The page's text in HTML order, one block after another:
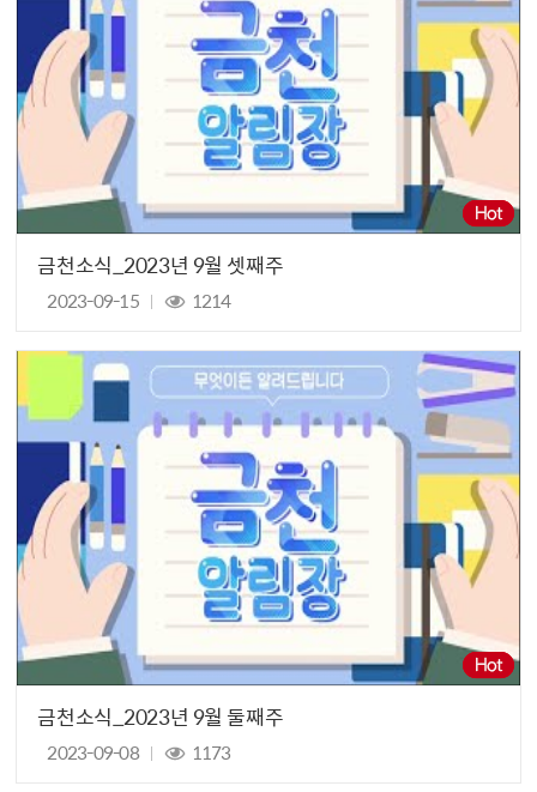
금천소식_2023년 9월 셋째주
2023-09-15 1214
금천소식_2023년 9월 둘째주
2023-09-08 1173